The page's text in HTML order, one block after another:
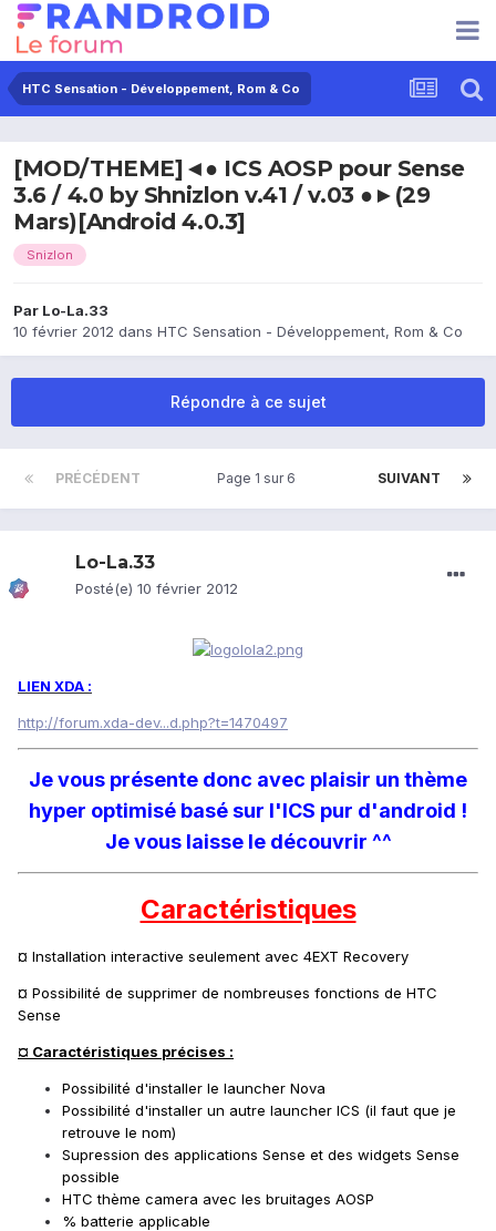
HTC Sensation - Développement, Rom & Co
[MOD/THEME]◄● ICS AOSP pour Sense
3.6 / 4.0 by Shnizlon v.41 / v.03 ●►(29
Mars)[Android 4.0.3]
Snizlon
Par Lo-La.33
10 février 2012 dans HTC Sensation - Développement, Rom & Co
Répondre à ce sujet
PRÉCÉDENT SUIVANT
Page 1 sur 6
Lo-La.33
Posté(e) 10 février 2012
LIEN XDA :
http://forum.xda-dev...d.php?t=1470497
Je vous présente donc avec plaisir un thème
hyper optimisé basé sur l'ICS pur d'android !
Je vous laisse le découvrir ^^
Caractéristiques
¤ Installation interactive seulement avec 4EXT Recovery
¤ Possibilité de supprimer de nombreuses fonctions de HTC
Sense
¤ Caractéristiques précises :
Possibilité d'installer le launcher Nova
Possibilité d'installer un autre launcher ICS (il faut que je
retrouve le nom)
Supression des applications Sense et des widgets Sense
possible
HTC thème camera avec les bruitages AOSP
% batterie applicable